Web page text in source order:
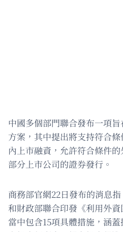
中國多個部門聯合發布一項
方案，其中提出將支持符合
內上市融資，允許符合條件
部分上市公司的證券發行。
商務部官網22日發布的消息
和財政部聯合印發《利用外資
當中包含15項具體措施，涵